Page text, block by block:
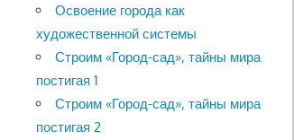
Освоение города как
художественной системы
Строим «Город-сад», тайны мира
постигая 1
Строим «Город-сад», тайны мира
постигая 2